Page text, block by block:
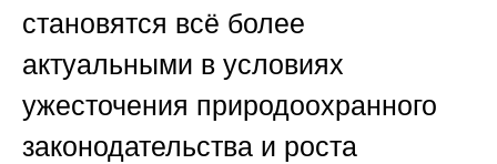
становятся всё более
актуальными в условиях
ужесточения природоохранного
законодательства и роста